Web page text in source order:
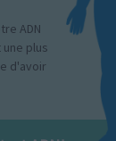
ADN
plus
d'avoir